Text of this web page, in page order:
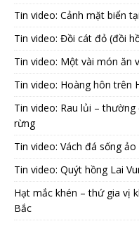
Tin video: Cảnh mặt biển
Tin video: Đồi cát đỏ (đồi
Tin video: Một vài món ăn
Tin video: Hoàng hôn trên
Tin video: Rau lủi –
rừng
Tin video: Vách đá sống ảo
Tin video: Quýt hồng Lai
Hạt mắc khén – thứ gia vị
Bắc